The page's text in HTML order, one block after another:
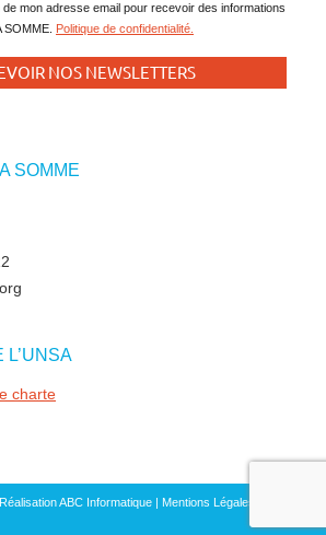
mon adresse email pour recevoir des informations
Politique de confidentialité.
SOMME
L’UNSA
charte
ABC Informatique | Mentions Légales